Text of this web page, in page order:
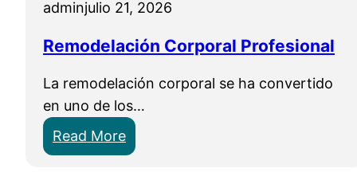
l
e
r
m
a
adminjulio 21, 2026
Remodelación Corporal Profesional
La remodelación corporal se ha convertido
en uno de los…
Read More:
R